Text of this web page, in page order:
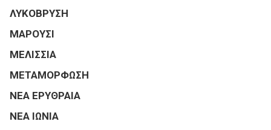
ΛΥΚΟΒΡΥΣΗ
ΜΑΡΟΥΣΙ
ΜΕΛΙΣΣΙΑ
ΜΕΤΑΜΟΡΦΩΣΗ
ΝΕΑ ΕΡΥΘΡΑΙΑ
ΝΕΑ ΙΩΝΙΑ